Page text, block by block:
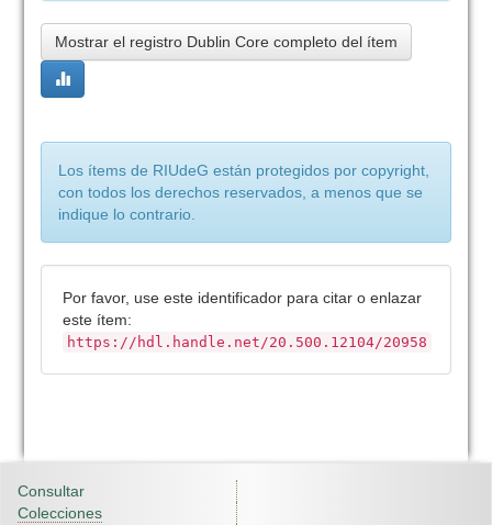
Mostrar el registro Dublin Core completo del ítem
Los ítems de RIUdeG están protegidos por copyright,
con todos los derechos reservados, a menos que se
indique lo contrario.
Por favor, use este identificador para citar o enlazar
este ítem:
https://hdl.handle.net/20.500.12104/20958
Consultar
Colecciones